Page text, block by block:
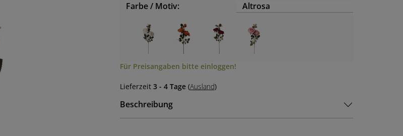
Farbe / Motiv: Altrosa
Für Preisangaben bitte einloggen!
Lieferzeit 3 - 4 Tage(Ausland)
Beschreibung